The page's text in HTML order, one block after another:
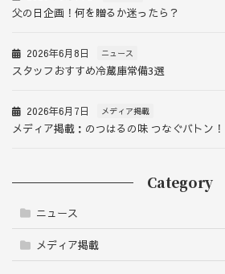
父の日企画！何を贈るか迷ったら？
2026年6月8日 ニュース
スタッフおすすめ冷蔵庫常備3選
2026年6月7日 メディア掲載
メディア掲載：のつはるの味 つなぐバトン！
Category
ニュース
メディア掲載